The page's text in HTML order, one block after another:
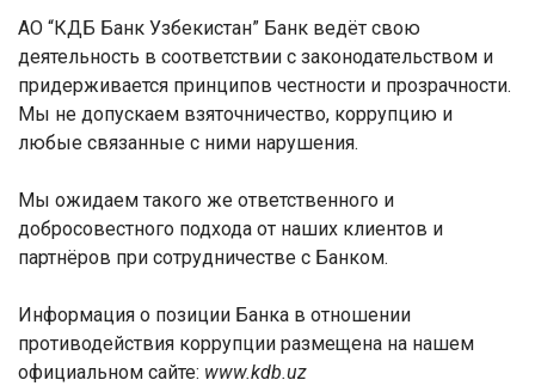
АО “КДБ Банк Узбекистан” Банк ведёт свою
деятельность в соответствии с законодательством и
придерживается принципов честности и прозрачности.
Мы не допускаем взяточничество, коррупцию и
любые связанные с ними нарушения.
Мы ожидаем такого же ответственного и
добросовестного подхода от наших клиентов и
партнёров при сотрудничестве с Банком.
Информация о позиции Банка в отношении
противодействия коррупции размещена на нашем
официальном сайте: www.kdb.uz